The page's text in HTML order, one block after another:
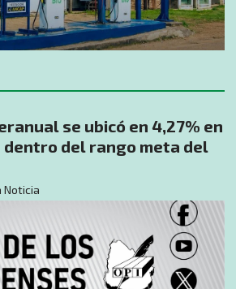
se ubicó en 4,27% en
dentro del rango meta del
Noticia